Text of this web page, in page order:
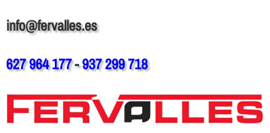
info@fervalles.es
627 964 177-937 299 718